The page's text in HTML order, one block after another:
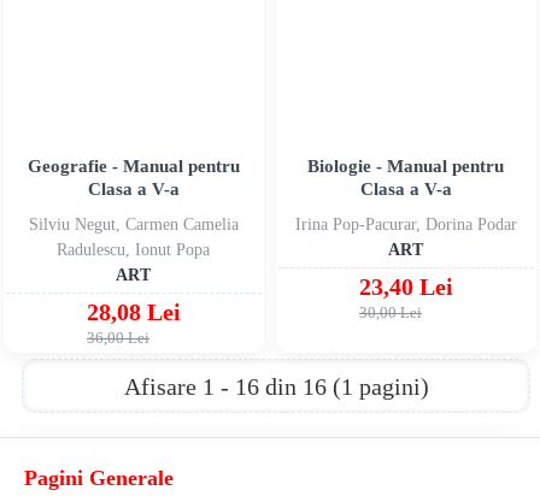
Silviu Negut, Carmen Camelia
Radulescu, Ionut Popa
ART
Geografie - Manual pentru
Clasa a V-a
28,08 Lei
36,00 Lei
Irina Pop-Pacurar, Dorina Podar
ART
Biologie - Manual pentru
Clasa a V-a
23,40 Lei
30,00 Lei
Afisare 1 - 16 din 16 (1 pagini)
Pagini Generale